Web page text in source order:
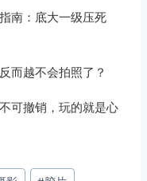
南：底大一级压死
而越不会拍照了？
可撤销，玩的就是心